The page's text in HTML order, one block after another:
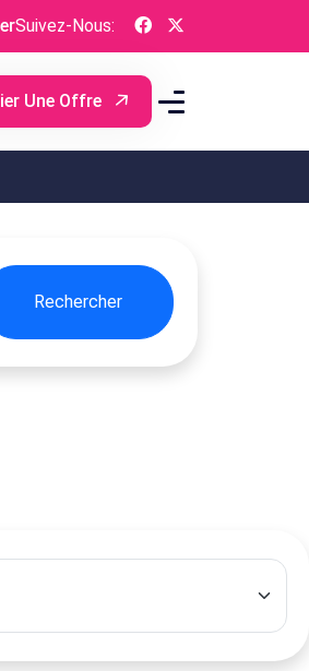
Suivez-Nous:
Une Offre
Rechercher